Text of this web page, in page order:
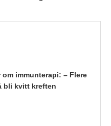
om immunterapi: – Flere
bli kvitt kreften